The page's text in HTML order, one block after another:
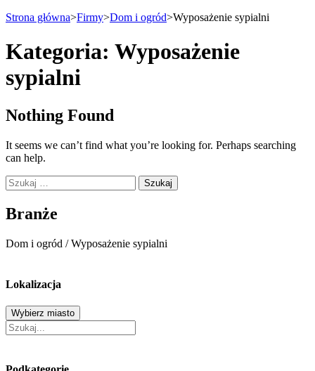
Strona główna>Firmy>Dom i ogród>Wyposażenie sypialni
Kategoria: Wyposażenie
sypialni
Nothing Found
It seems we can’t find what you’re looking for. Perhaps searching
can help.
Szukaj:
Branże
Dom i ogród /Wyposażenie sypialni
Lokalizacja
Wybierz miasto